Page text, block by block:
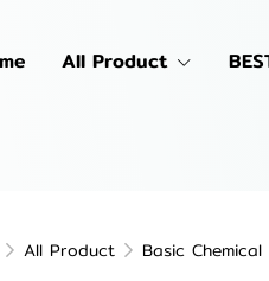
All Product
All Product Basic Chemical